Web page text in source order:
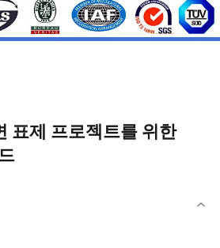
표제 프로젝트를 위한